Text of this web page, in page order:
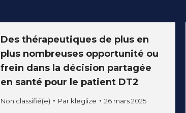
Des thérapeutiques de plus en
plus nombreuses opportunité ou
frein dans la décision partagée
en santé pour le patient DT2
Non classifié(e) Par kleglize 26 mars 2025